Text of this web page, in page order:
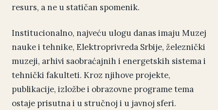
resurs, a ne u statičan spomenik.
Institucionalno, najveću ulogu danas imaju Muzej
nauke i tehnike, Elektroprivreda Srbije, železnički
muzeji, arhivi saobraćajnih i energetskih sistema i
tehnički fakulteti. Kroz njihove projekte,
publikacije, izložbe i obrazovne programe tema
ostaje prisutna i u stručnoj i u javnoj sferi.